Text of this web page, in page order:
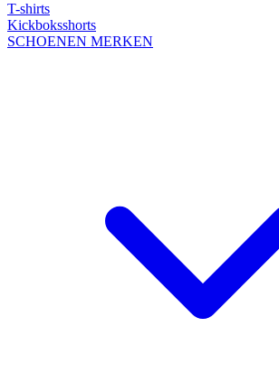
T-shirts
Kickboksshorts
SCHOENEN MERKEN